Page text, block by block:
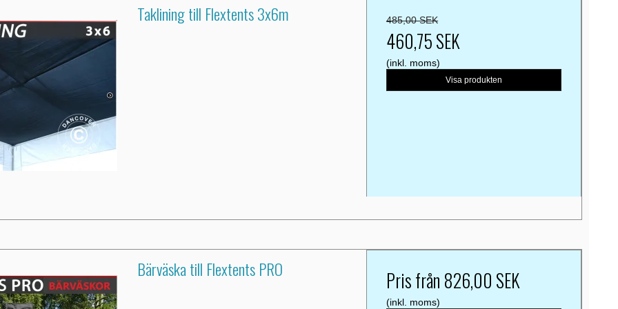
Taklining till Flextents 3x6m 485,00 SEK
460,75 SEK
(inkl. moms)
Visa produkten
Bärväska till Flextents PRO Pris från 826,00 SEK
(inkl. moms)